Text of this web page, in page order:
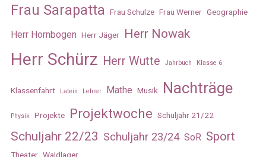
Frau Sarapatta Frau Schulze Frau Werner Geographie
Herr Hornbogen Herr Jäger Herr Nowak
Herr Schürz Herr Wutte Jahrbuch Klasse 6
Klassenfahrt Latein Lehrer Mathe Musik Nachträge
Physik Projekte Projektwoche Schuljahr 21/22
Schuljahr 22/23 Schuljahr 23/24 SoR Sport
Theater Waldlager